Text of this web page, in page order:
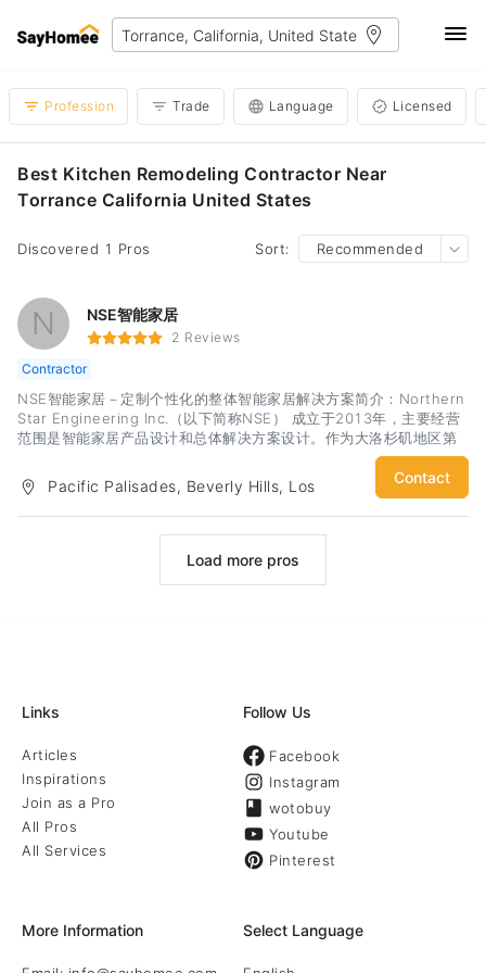
Profession Trade Language Licensed
Best Kitchen Remodeling Contractor Near
Torrance California United States
Discovered 1 Pros Sort: Recommended
N NSE智能家居
2 Reviews
Contractor
NSE智能家居－定制个性化的整体智能家居解决方案简介：Northern
Star Engineering Inc.（以下简称NSE） 成立于2013年，主要经营
范围是智能家居产品设计和总体解决方案设计。作为大洛杉矶地区第
一家智能家居解决方案设计公司，NSE的愿景是为我们的客户提供智
能，安全，简单，节能的智能家居综合解决方案。我们提供的服务
（客人可以根据喜好选择单项或者多项服务）：提高安全性：安全可
靠的门禁系统，配合各类监控丶传感设备，监控录像即时上传至云端
保存,甚至自动拨打911报警电话,提升安全同时更安心。提高舒适性：
智能调节室内温度, 室内采光，娱乐系统定制不同的场景设定。清晨模
式，电影模式，工作模式，浪漫模式，晚安模式等等不同场景，一键
https://www.instagram.c
Pacific Palisades, Beverly Hills, Los
Contact
Load more pros
Links
Articles
Inspirations
Join as a Pro
All Pros
All Services
Follow Us
Facebook
Instagram
wotobuy
Youtube
Pinterest
More Information Select Language